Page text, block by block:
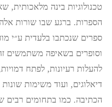
טכנולוגיות בינה
הספרות. ברגע שבו שורות
ספרים שנכתבו בלעדית ע״י
וסופרים בשאיפה משתמשים
להעלות רעיונות, לפתח
דיאלוגים, ועוד משימות
הכתיבה. כמו בתחומים רבים